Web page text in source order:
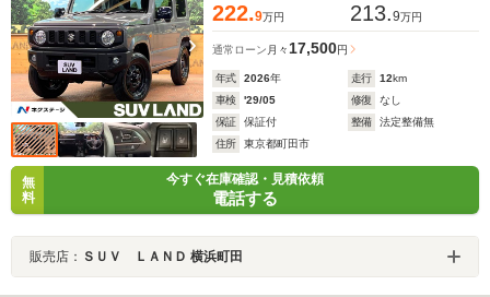
222.9万円 213.9万円
通常ローン 月々 17,500円
年式 2026年 走行 12km
車検
'29/05 修復
なし
保証
保証付 整備
法定整備無
住所
東京都町田市
無
料
今すぐ在庫確認・見積依頼
電話する
販売店： ＳＵＶ ＬＡＮＤ 横浜町田